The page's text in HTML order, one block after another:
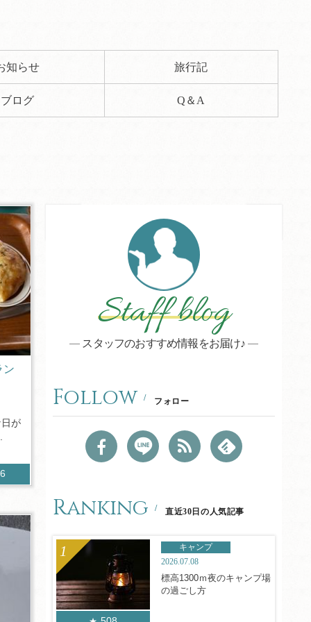
知らせ 旅行記
ブログ Q＆A
ン
が
Staff blog
スタッフのおすすめ情報をお届け♪
Follow フォロー
Ranking 直近30日の人気記事
キャンプ
2026.07.08
標高1300ｍ夜のキャンプ場
の過ごし方